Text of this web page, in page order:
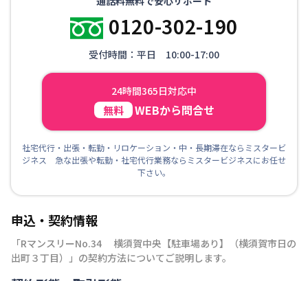
0120-302-190
受付時間：平日 10:00-17:00
24時間365日対応中
無料 WEBから問合せ
社宅代行・出張・転勤・リロケーション・中・長期滞在ならミスタービ
ジネス 急な出張や転勤・社宅代行業務ならミスタービジネスにお任せ
下さい。
申込・契約情報
「RマンスリーNo.34 横須賀中央【駐車場あり】（横須賀市日の
出町３丁目）
」の契約方法についてご説明します。